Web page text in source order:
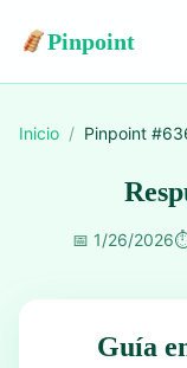
Pinpoint
Inicio / Pinpoint #
📅 1/26/2026
Guía